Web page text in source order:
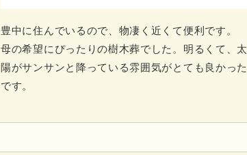
豊中に住んでいるので、物凄く近くて便利です。
母の希望にぴったりの樹木葬でした。明るくて、太
陽がサンサンと降っている雰囲気がとても良かった
です。